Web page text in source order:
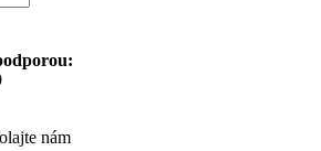
nám